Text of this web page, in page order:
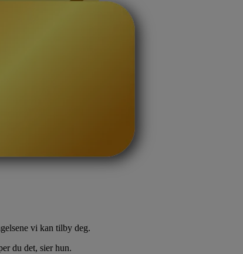
vi kan tilby deg.
du det, sier hun.